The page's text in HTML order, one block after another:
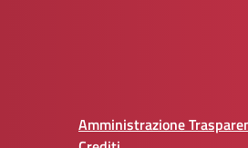
Amministrazione